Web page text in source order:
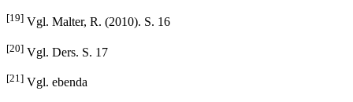
[19] Vgl. Malter, R. (2010). S. 16
[20] Vgl. Ders. S. 17
[21] Vgl. ebenda